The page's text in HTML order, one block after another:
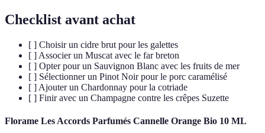
Checklist avant achat
[ ] Choisir un cidre brut pour les galettes
[ ] Associer un Muscat avec le far breton
[ ] Opter pour un Sauvignon Blanc avec les fruits de mer
[ ] Sélectionner un Pinot Noir pour le porc caramélisé
[ ] Ajouter un Chardonnay pour la cotriade
[ ] Finir avec un Champagne contre les crêpes Suzette
Florame Les Accords Parfumés Cannelle Orange Bio 10 ML